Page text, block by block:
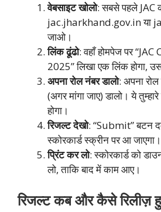
वेबसाइट खोलो: सबसे पहले JAC
jac.jharkhand.gov.in या
जाओ।
लिंक ढूंढो: वहाँ होमपेज पर
2025” लिखा एक लिंक होगा,
अपना रोल नंबर डालो: अपना
(अगर मांगा जाए) डालो। ये
होगा।
रिजल्ट देखो: “Submit” बटन
स्कोरकार्ड स्क्रीन पर आ जाएगा।
प्रिंट कर लो: स्कोरकार्ड को
लो, ताकि बाद में काम आए।
रिजल्ट कब और कैसे रिलीज़